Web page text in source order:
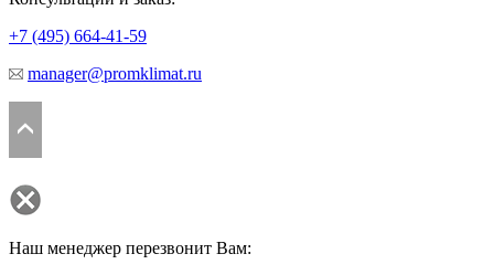
+7 (495) 664-41-59
manager@promklimat.ru
Наш менеджер перезвонит Вам: